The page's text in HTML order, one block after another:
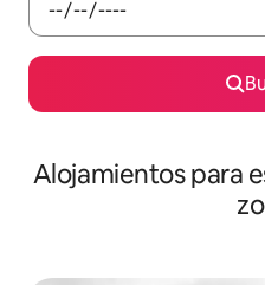
Alojamientos para